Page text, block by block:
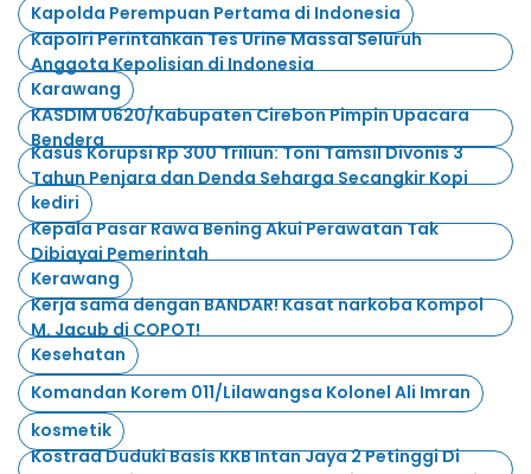
Kapolda Perempuan Pertama di Indonesia
Kapolri Perintahkan Tes Urine Massal Seluruh
Anggota Kepolisian di Indonesia
Karawang
KASDIM 0620/Kabupaten Cirebon Pimpin Upacara
Bendera
Kasus Korupsi Rp 300 Triliun: Toni Tamsil Divonis 3
Tahun Penjara dan Denda Seharga Secangkir Kopi
kediri
Kepala Pasar Rawa Bening Akui Perawatan Tak
Dibiayai Pemerintah
Kerawang
Kerja sama dengan BANDAR! Kasat narkoba Kompol
M. Jacub di COPOT!
Kesehatan
Komandan Korem 011/Lilawangsa Kolonel Ali Imran
kosmetik
Kostrad Duduki Basis KKB Intan Jaya 2 Petinggi Di